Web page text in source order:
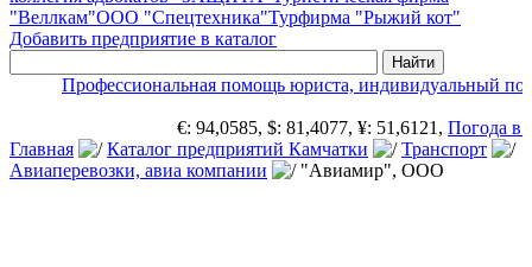
"Веллкам"ООО "Спецтехника"Турфирма "Рыжий кот"
Добавить предприятие в каталог
Профессиональная помощь юриста, индивидуальный
€: 94,0585, $: 81,4077, ¥: 51,6121,Погода в
Главная
Каталог предприятий Камчатки
Транспорт
Авиаперевозки, авиа компании
"Авиамир", ООО